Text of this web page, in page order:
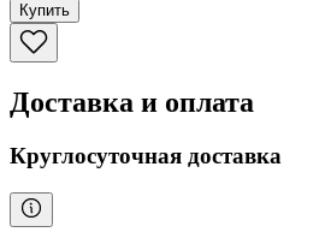
Купить
Доставка и оплата
Круглосуточная доставка